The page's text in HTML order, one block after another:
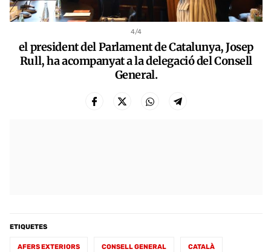
4/4
el president del Parlament de Catalunya, Josep
Rull, ha acompanyat a la delegació del Consell
General.
ETIQUETES
AFERS EXTERIORS CONSELL GENERAL CATALÀ